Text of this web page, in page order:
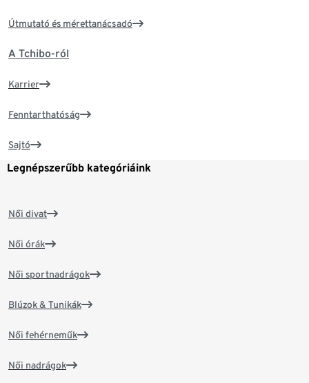
Útmutató és mérettanácsadó
A Tchibo-ról
Karrier
Fenntarthatóság
Sajtó
Legnépszerűbb kategóriáink
Női divat
Női órák
Női sportnadrágok
Blúzok & Tunikák
Női fehérneműk
Női nadrágok